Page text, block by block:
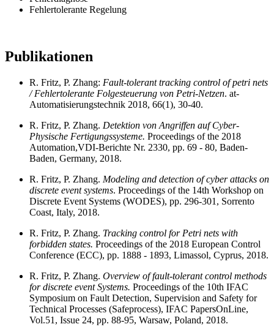
Fehlertolerante Regelung
Publikationen
R. Fritz, P. Zhang: Fault-tolerant tracking control of petri nets
/ Fehlertolerante Folgesteuerung von Petri-Netzen. at-
Automatisierungstechnik 2018, 66(1), 30-40.
R. Fritz, P. Zhang. Detektion von Angriffen auf Cyber-
Physische Fertigungssysteme. Proceedings of the 2018
Automation,VDI-Berichte Nr. 2330, pp. 69 - 80, Baden-
Baden, Germany, 2018.
R. Fritz, P. Zhang. Modeling and detection of cyber attacks on
discrete event systems. Proceedings of the 14th Workshop on
Discrete Event Systems (WODES), pp. 296-301, Sorrento
Coast, Italy, 2018.
R. Fritz, P. Zhang. Tracking control for Petri nets with
forbidden states. Proceedings of the 2018 European Control
Conference (ECC), pp. 1888 - 1893, Limassol, Cyprus, 2018.
R. Fritz, P. Zhang. Overview of fault-tolerant control methods
for discrete event Systems. Proceedings of the 10th IFAC
Symposium on Fault Detection, Supervision and Safety for
Technical Processes (Safeprocess), IFAC PapersOnLine,
Vol.51, Issue 24, pp. 88-95, Warsaw, Poland, 2018.